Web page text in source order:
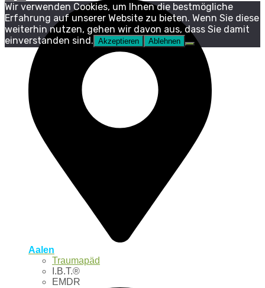
Aalen
Traumapäd
I.B.T.®
EMDR
Wir verwenden Cookies, um Ihnen die bestmögliche
Erfahrung auf unserer Website zu bieten. Wenn Sie diese
weiterhin nutzen, gehen wir davon aus, dass Sie damit
einverstanden sind. Akzeptieren Ablehnen